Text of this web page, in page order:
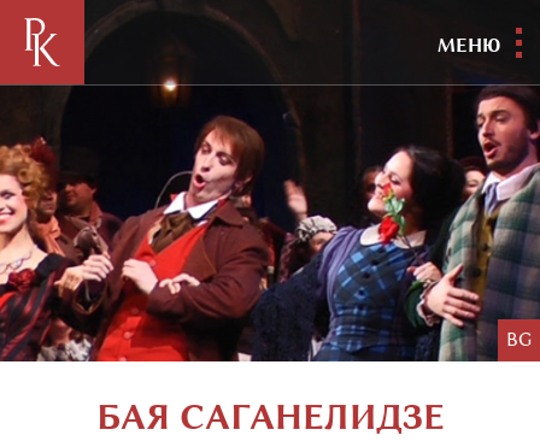
МЕНЮ
BG
БАЯ САГАНЕЛИДЗЕ